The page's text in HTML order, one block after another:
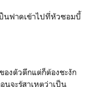
นฟาดเข้าไปที่หัวซอมบี้
ตัวตึกแต่ก็ต้องชะงัก
นจะรู้สาเหตุว่าเป็น